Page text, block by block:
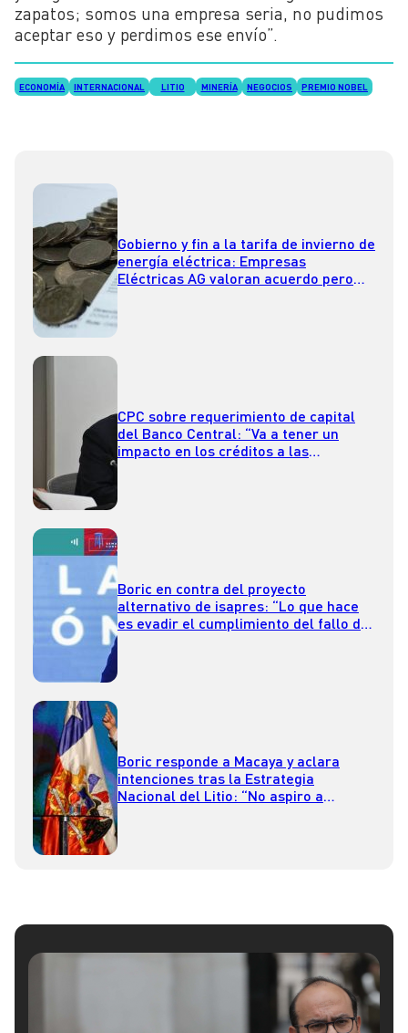
zapatos; somos una empresa seria, no pudimos
aceptar eso y perdimos ese envío”.
ECONOMÍA INTERNACIONAL LITIO MINERÍA NEGOCIOS PREMIO NOBEL
Gobierno y fin a la tarifa de invierno de
energía eléctrica: Empresas
Eléctricas AG valoran acuerdo pero
CPC sobre requerimiento de capital
del Banco Central: “Va a tener un
impacto en los créditos a las
Boric en contra del proyecto
alternativo de isapres: “Lo que hace
es evadir el cumplimiento del fallo de
Boric responde a Macaya y aclara
intenciones tras la Estrategia
Nacional del Litio: “No aspiro a